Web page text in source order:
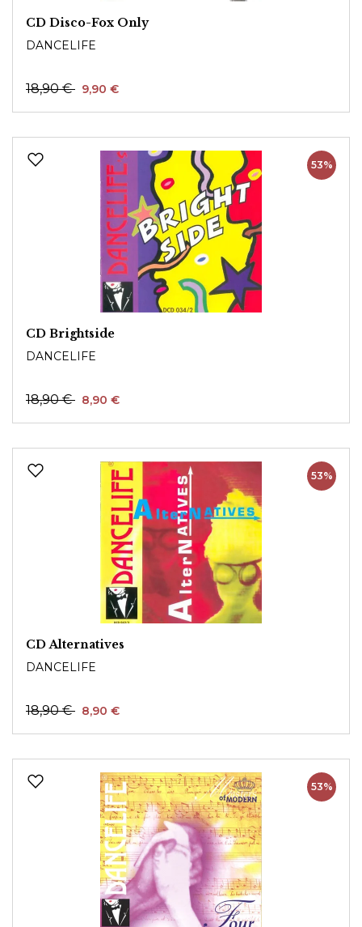
CD Disco-Fox Only
DANCELIFE
18,90 € 9,90 €
53%
CD Brightside
DANCELIFE
18,90 € 8,90 €
53%
CD Alternatives
DANCELIFE
18,90 € 8,90 €
53%